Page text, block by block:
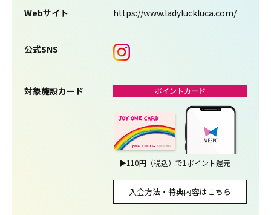
Webサイト https://www.ladyluckluca.com/
公式SNS
対象施設カード ポイントカード
▶110円（税込）で1ポイント還元
入会方法・特典内容はこちら